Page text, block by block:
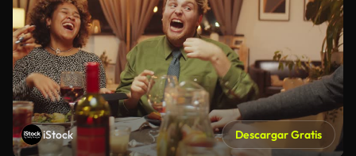
iStock Descargar Gratis